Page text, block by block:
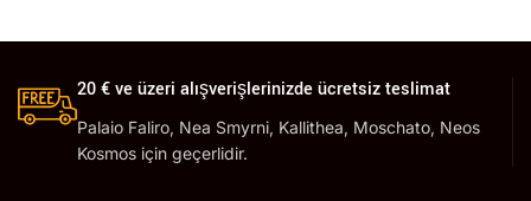
20 € ve üzeri alışverişlerinizde ücretsiz teslimat
Palaio Faliro, Nea Smyrni, Kallithea, Moschato, Neos
Kosmos için geçerlidir.